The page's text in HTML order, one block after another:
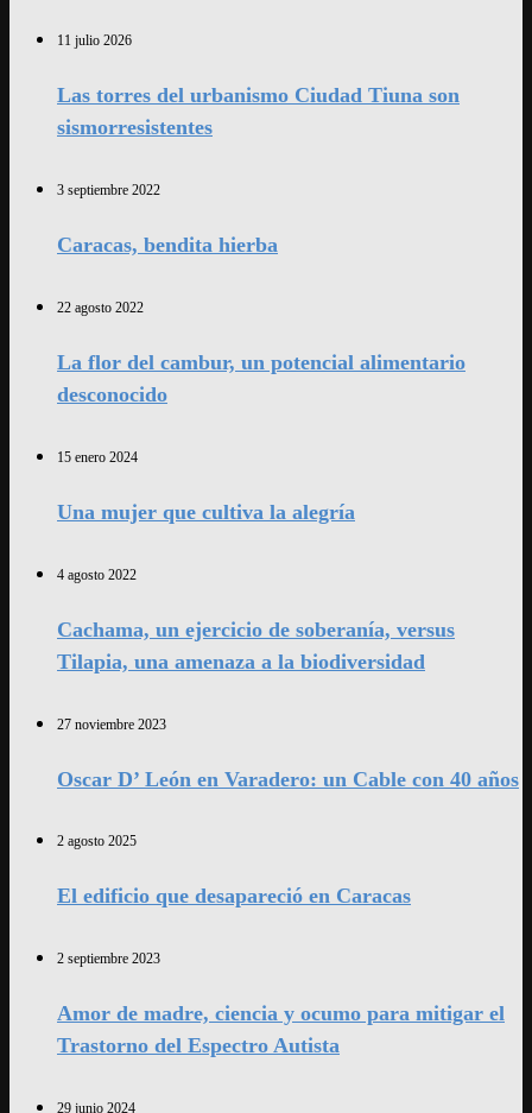
11 julio 2026
Las torres del urbanismo Ciudad Tiuna son
sismorresistentes
3 septiembre 2022
Caracas, bendita hierba
22 agosto 2022
La flor del cambur, un potencial alimentario
desconocido
15 enero 2024
Una mujer que cultiva la alegría
4 agosto 2022
Cachama, un ejercicio de soberanía, versus
Tilapia, una amenaza a la biodiversidad
27 noviembre 2023
Oscar D’ León en Varadero: un Cable con 40 años
2 agosto 2025
El edificio que desapareció en Caracas
2 septiembre 2023
Amor de madre, ciencia y ocumo para mitigar el
Trastorno del Espectro Autista
29 junio 2024